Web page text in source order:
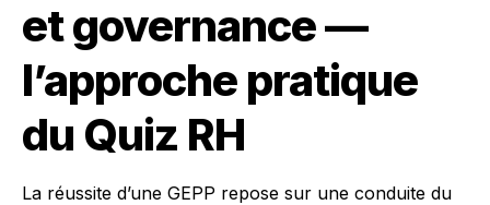
et governance —
l’approche pratique
du Quiz RH
La réussite d’une GEPP repose sur une conduite du